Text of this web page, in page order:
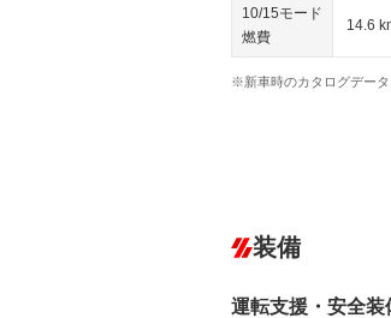
10/15モード
燃費
14.6
※新車時のカタログデータ
装備
運転支援・安全装